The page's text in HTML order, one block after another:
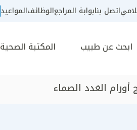
اتصل بنابوابة المراجعالوظائفالمواعيد
ابحث عن طبيب المكتبة الصحية
أورام الغدد الصماء